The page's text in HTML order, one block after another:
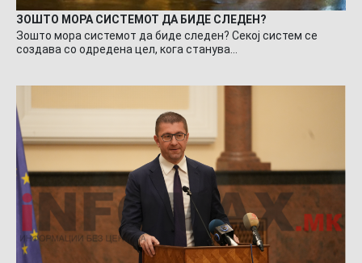
ЗОШТО МОРА СИСТЕМОТ ДА БИДЕ СЛЕДЕН?
Зошто мора системот да биде следен? Секој систем се
создава со одредена цел, кога станува…